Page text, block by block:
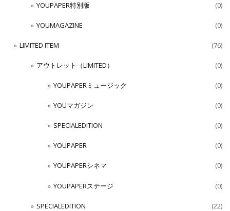
YOUPAPER特別版 (0)
YOUMAGAZINE (0)
LIMITED ITEM (76)
アウトレット（LIMITED） (0)
YOUPAPERミュージック (0)
YOUマガジン (0)
SPECIALEDITION (0)
YOUPAPER (0)
YOUPAPERシネマ (0)
YOUPAPERステージ (0)
SPECIALEDITION (22)